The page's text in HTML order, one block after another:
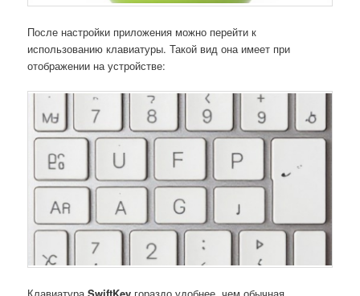
После настройки приложения можно перейти к
использованию клавиатуры. Такой вид она имеет при
отображении на устройстве: